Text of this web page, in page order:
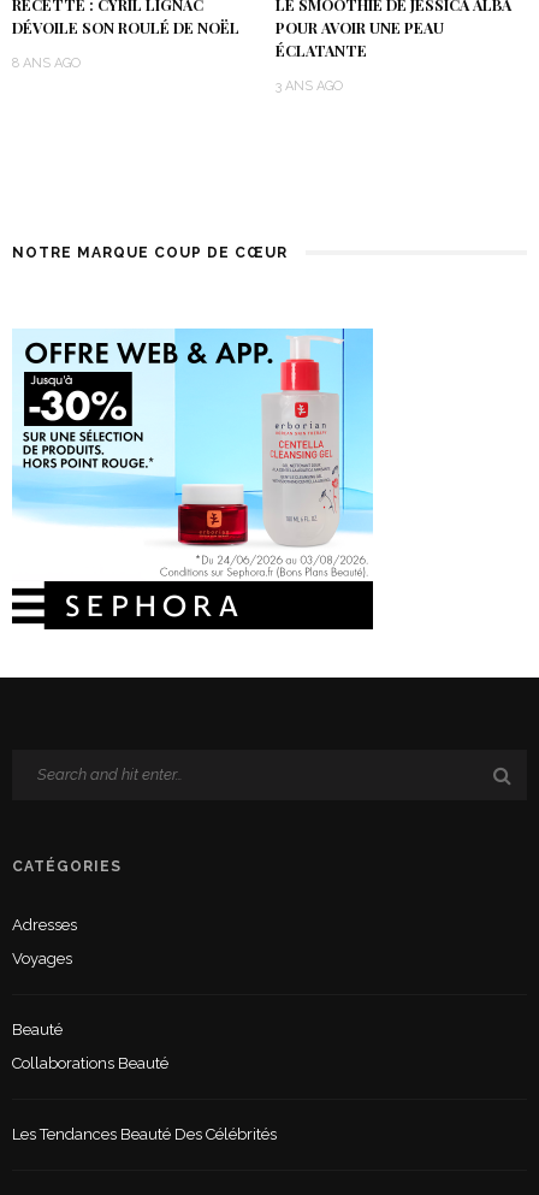
RECETTE : CYRIL LIGNAC
DÉVOILE SON ROULÉ DE NOËL
8 ANS AGO
LE SMOOTHIE DE JESSICA ALBA
POUR AVOIR UNE PEAU
ÉCLATANTE
3 ANS AGO
NOTRE MARQUE COUP DE CŒUR
CATÉGORIES
Adresses
Voyages
Beauté
Collaborations Beauté
Les Tendances Beauté Des Célébrités